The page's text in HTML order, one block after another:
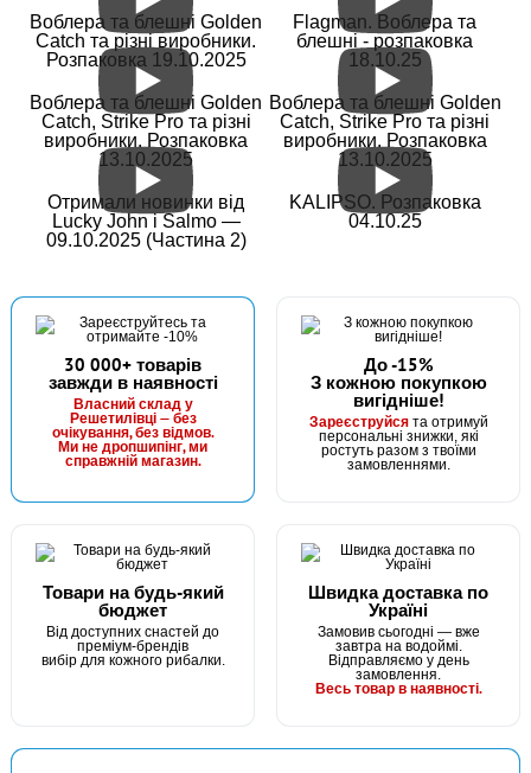
#4010040
Маг: 3 шт Базар: 1 шт
70 грн 4 шт.
КУПИТИ
Волосінь Zeox Element Universal Line CL 150м 0.165мм
Воблера та блешні Golden
Catch та різні виробники.
Розпаковка 19.10.2025
Flagman. Воблера та
блешні - розпаковка
18.10.25
Воблера та блешні Golden
Catch, Strike Pro та різні
виробники. Розпаковка
13.10.2025
Воблера та блешні Golden
Catch, Strike Pro та різні
виробники. Розпаковка
13.10.2025
Отримали новинки від
Lucky John і Salmo —
09.10.2025 (Частина 2)
KALIPSO. Розпаковка
04.10.25
30 000+ товарів
завжди в наявності
Власний склад у
Решетилівці — без
очікування, без відмов.
Ми не дропшипінг, ми
справжній магазин.
До -15%
З кожною покупкою
вигідніше!
Зареєструйсята отримуй
персональні знижки, які
ростуть разом з твоїми
замовленнями.
Товари на будь-який
бюджет
Від доступних снастей до
преміум-брендів
вибір для кожного рибалки.
Швидка доставка по
Україні
Замовив сьогодні — вже
завтра на водоймі.
Відправляємо у день
замовлення.
Весь товар в наявності.